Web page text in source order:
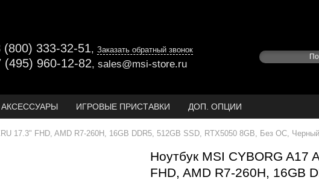
(800) 333-32-51, Заказать обратный звонок
(495) 960-12-82, sales@msi-store.ru
АКСЕССУАРЫ ИГРОВЫЕ ПРИСТАВКИ ДОП. ОПЦИИ
17.3" FHD, AMD R7-260H, 16GB DDR5, 512GB SSD, RTX5050 8GB, Без ОС,
Ноутбук MSI CYBORG A17
FHD, AMD R7-260H, 16GB